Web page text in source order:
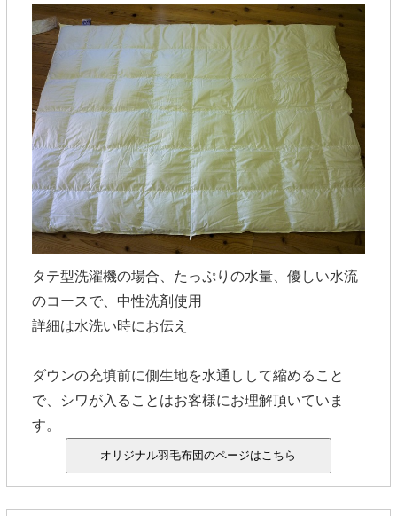
タテ型洗濯機の場合、たっぷりの水量、優しい水流
のコースで、中性洗剤使用
詳細は水洗い時にお伝え
ダウンの充填前に側生地を水通しして縮めること
で、シワが入ることはお客様にお理解頂いていま
す。